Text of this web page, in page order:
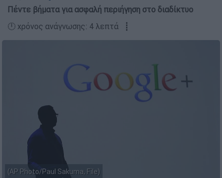
Πέντε βήματα για ασφαλή περιήγηση στο διαδίκτυο
🕛 χρόνος ανάγνωσης: 4 λεπτά ┋
(AP Photo/Paul Sakuma, File)